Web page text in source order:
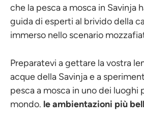
che la pesca a mosca in Savinja
guida di esperti al brivido della
immerso nello scenario
Preparatevi a gettare la vostra
acque della Savinja e a
pesca a mosca in uno dei luoghi
mondo. le ambientazioni più